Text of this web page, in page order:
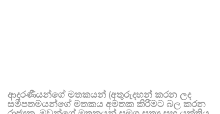
ආදරණීයන්ගේ මතකයන් (අතුරුදහන් කරන ලද
සමීපතමයන්ගේ මතකය අමතක කිරීමට බල කරන